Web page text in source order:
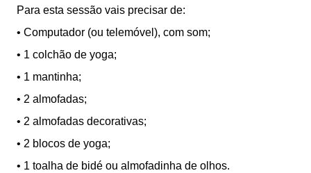
Para esta sessão vais precisar de:
• Computador (ou telemóvel), com som;
• 1 colchão de yoga;
• 1 mantinha;
• 2 almofadas;
• 2 almofadas decorativas;
• 2 blocos de yoga;
• 1 toalha de bidé ou almofadinha de olhos.